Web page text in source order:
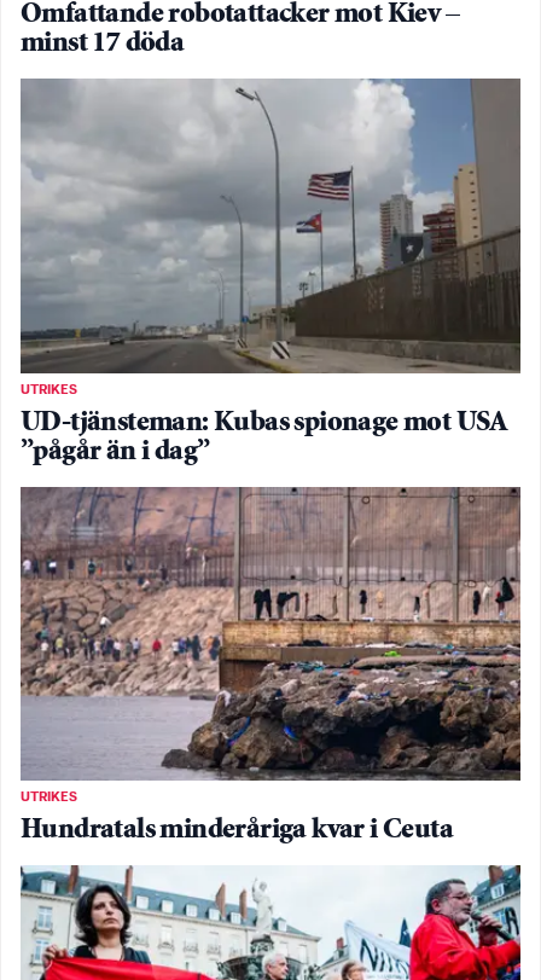
Omfattande robotattacker mot Kiev –
minst 17 döda
UTRIKES
UD-tjänsteman: Kubas spionage mot USA
”pågår än i dag”
UTRIKES
Hundratals minderåriga kvar i Ceuta